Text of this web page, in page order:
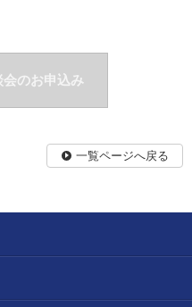
のお申込み
一覧ページへ戻る